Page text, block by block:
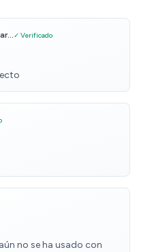
✓ Verificado
no se ha usado con